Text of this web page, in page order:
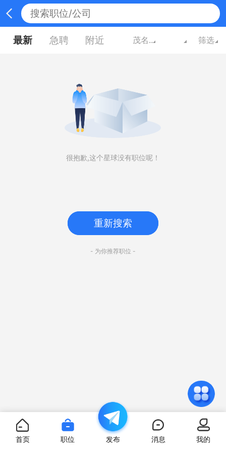
最新 急聘 附近 茂名广东 筛选
很抱歉,这个星球没有职位呢！
重新搜索
- 为你推荐职位 -
首页 职位 发布 消息 我的